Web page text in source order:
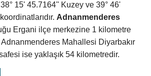
15' 45.7164'' Kuzey ve 39° 46'
Adnanmenderes
Ergani ilçe merkezine 1 kilometre
Adnanmenderes Mahallesi Diyarbakır
ise yaklaşık 54 kilometredir.